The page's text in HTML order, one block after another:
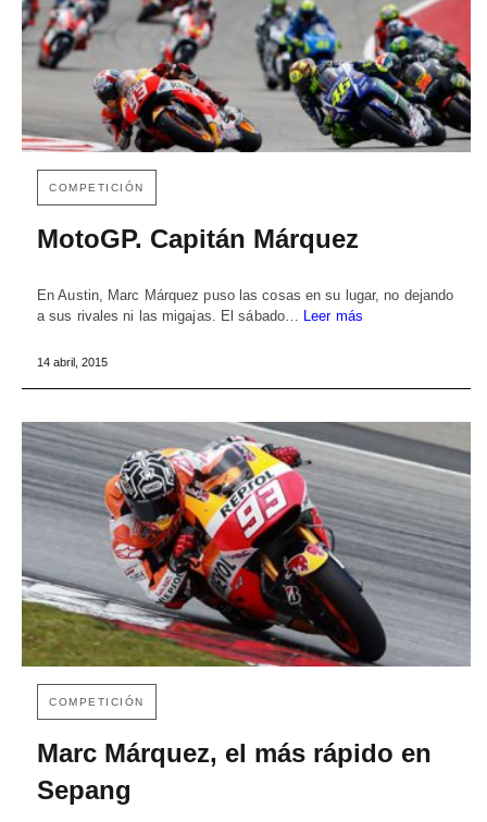
COMPETICIÓN
MotoGP. Capitán Márquez
En Austin, Marc Márquez puso las cosas en su lugar, no dejando
a sus rivales ni las migajas. El sábado… Leer más
14 abril, 2015
COMPETICIÓN
Marc Márquez, el más rápido en
Sepang